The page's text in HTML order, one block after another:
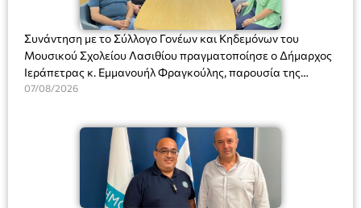
Συνάντηση με το Σύλλογο Γονέων και Κηδεμόνων του
Μουσικού Σχολείου Λασιθίου πραγματοποίησε ο Δήμαρχος
Ιεράπετρας κ. Εμμανουήλ Φραγκούλης, παρουσία της
Διευθύντριας του σχολείου κας Μαριάννας Χαΐτα.
07/08/2026